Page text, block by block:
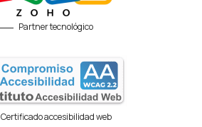
Partner tecnológico
Certificado accesibilidad web